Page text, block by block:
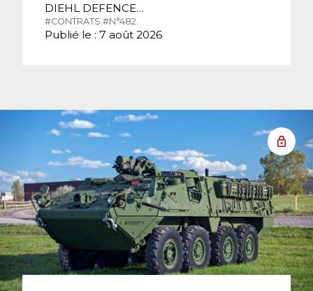
DIEHL DEFENCE…
#CONTRATS. #N°482.
Publié le : 7 août 2026